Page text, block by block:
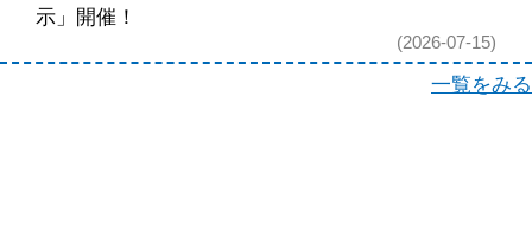
示」開催！
2026-07-15
一覧をみる